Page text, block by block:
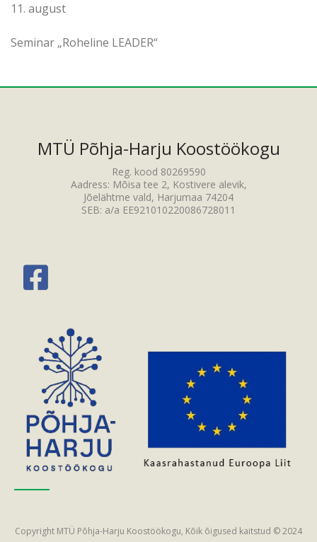
11. august
Seminar „Roheline LEADER“
MTÜ Põhja-Harju Koostöökogu
Reg. kood 80269590
Aadress: Mõisa tee 2, Kostivere alevik,
Jõelähtme vald, Harjumaa 74204
SEB: a/a EE921010220086728011
Copyright MTÜ Põhja-Harju Koostöökogu, Kõik õigused kaitstud © 2024